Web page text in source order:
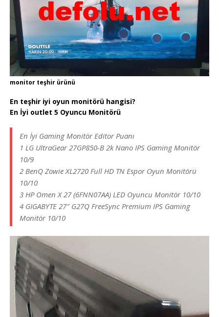
monitor teşhir ürünü
En teşhir iyi oyun monitörü hangisi?
En İyi outlet 5 Oyuncu Monitörü
En İyi Gaming Monitör Editor Puanı
1 LG UltraGear 27GP850-B 2k Nano IPS Gaming Monitör
10/9
2 BenQ Zowie XL2720 Full HD TN Espor Oyun Monitörü
10/10
3 HP Omen X 27 (6FNN07AA) LED Oyuncu Monitör 10/10
4 GIGABYTE 27″ G27Q FreeSync Premium IPS Gaming
Monitör 10/10